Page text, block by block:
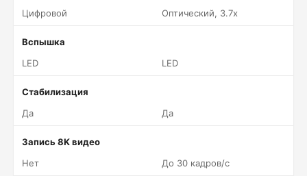
Цифровой
Оптический, 3.7x
Вспышка
LED
LED
Стабилизация
Да
Да
Запись 8K видео
Нет
До 30 кадров/c